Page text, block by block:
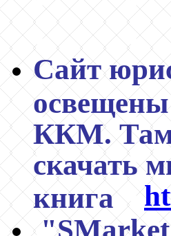
Сайт
ККМ. Там
скачать
книга